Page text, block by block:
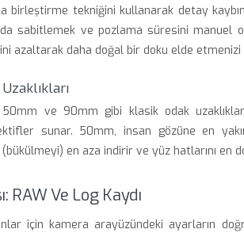
birleştirme tekniğini kullanarak detay
sabitlemek ve pozlama süresini manuel
azaltarak daha doğal bir doku elde etmenizi
ve 90mm gibi klasik odak
sunar. 50mm, insan gözüne en
en aza indirir ve yüz hatlarını en
RAW Ve Log Kaydı
için kamera arayüzündeki ayarların